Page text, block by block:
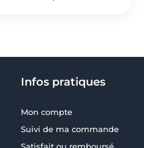
Infos pratiques
Mon compte
Suivi de ma commande
Satisfait ou remboursé